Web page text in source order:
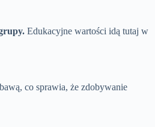
Edukacyjne wartości idą tutaj w
co sprawia, że zdobywanie